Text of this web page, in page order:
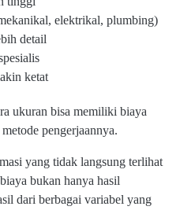
elektrikal, plumbing)
detail
ketat
ukuran bisa memiliki biaya
pengerjaannya.
yang tidak langsung terlihat
bukan hanya hasil
dari berbagai variabel yang